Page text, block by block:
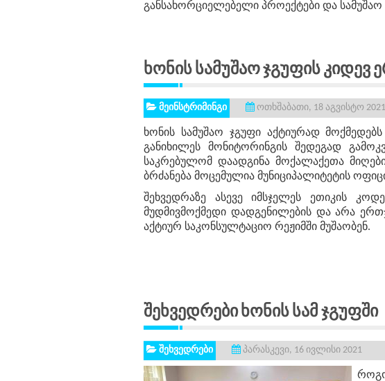
განსახორციელებელი პროექტები და სამუშაო
Ხონის Სამუშაო Ჯგუფის
მეინსტრიმინგი ოთხშაბათი, 18 აგვისტო 2021
ხონის სამუშაო ჯგუფი აქტიურად
განიხილეს მონიტორინგის შედეგად
საკრებულომ დაადგინა მოქალაქეთა
ბრძანება მოცემულია მუნიციპალიტეტის
შეხვედრაზე ასევე იმსჯელეს ეთიკის
მუდმივმოქმედი დადგენილების და არა
აქტიურ საკონსულტაციო რეჟიმში მუშაობენ.
Შეხვედრები Ხონის Სამ Ჯგუფში
შეხვედრები პარასკევი, 16 ივლისი 2021